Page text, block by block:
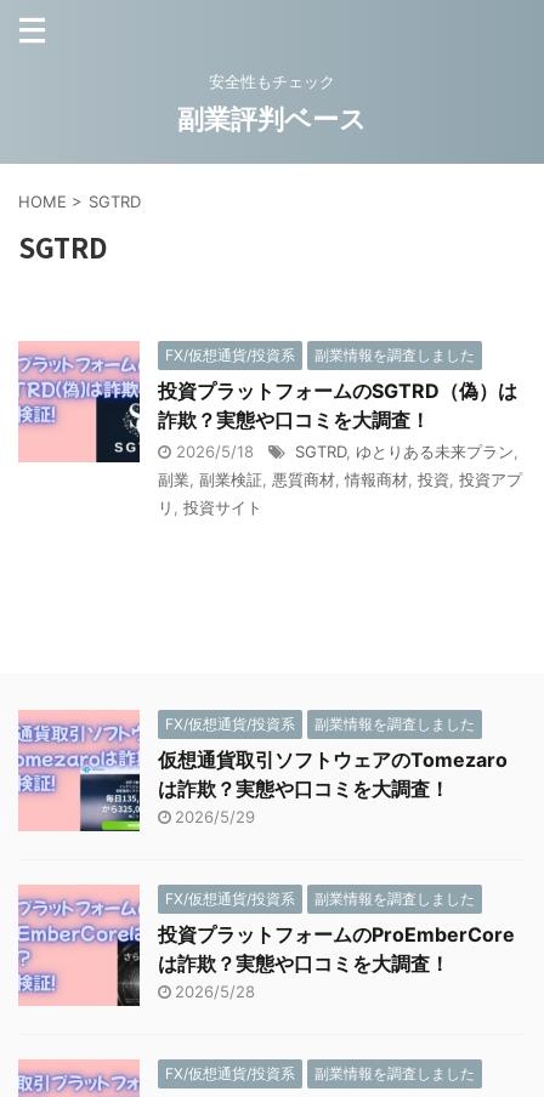
安全性もチェック
副業評判ベース
HOME > SGTRD
SGTRD
FX/仮想通貨/投資系 副業情報を調査しました
投資プラットフォームのSGTRD（偽）は
詐欺？実態や口コミを大調査！
2026/5/18 SGTRD, ゆとりある未来プラン
副業 副業検証 悪質商材 情報商材 投資 投資アプ
リ
投資サイト
FX/仮想通貨/投資系 副業情報を調査しました
仮想通貨取引ソフトウェアのTomezaro
は詐欺？実態や口コミを大調査！
2026/5/29
FX/仮想通貨/投資系 副業情報を調査しました
投資プラットフォームのProEmberCore
は詐欺？実態や口コミを大調査！
2026/5/28
FX/仮想通貨/投資系 副業情報を調査しました